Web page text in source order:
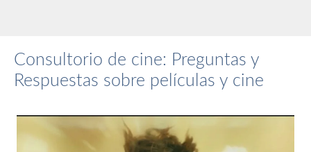
Consultorio de cine: Preguntas y
Respuestas sobre películas y cine